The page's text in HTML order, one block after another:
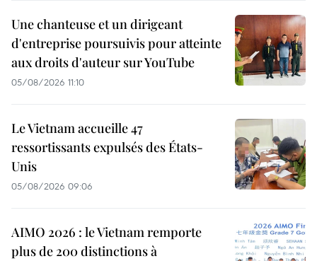
Une chanteuse et un dirigeant
d'entreprise poursuivis pour atteinte
aux droits d'auteur sur YouTube
05/08/2026 11:10
Le Vietnam accueille 47
ressortissants expulsés des États-
Unis
05/08/2026 09:06
AIMO 2026 : le Vietnam remporte
plus de 200 distinctions à